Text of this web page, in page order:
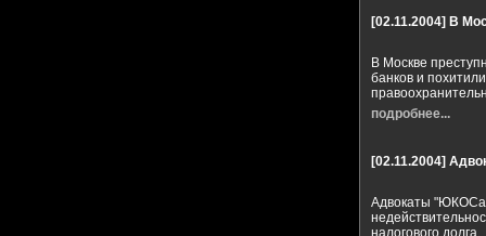
[02.11.2004] В
В Москве
банков и
подробнее...
[02.11.2004]
Адвокаты
налогового долга.